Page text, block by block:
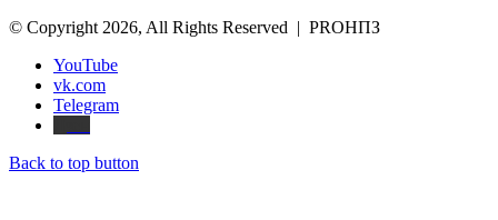
© Copyright 2026, All Rights Reserved | PROНПЗ
YouTube
vk.com
Telegram
Back to top button